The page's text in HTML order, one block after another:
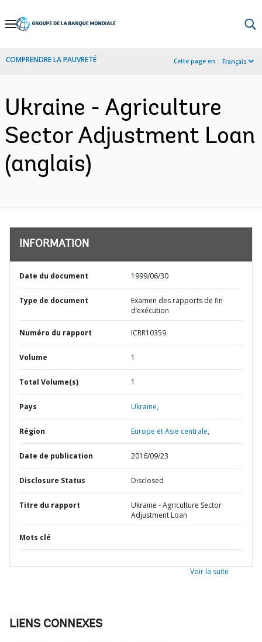
Skip
Navigation
COMPRENDRE LA PAUVRETÉ Cette page en : Français
Ukraine - Agriculture
Sector Adjustment Loan
(anglais)
INFORMATION
Date du document 1999/06/30
Type de document
Examen des rapports de fin
d’exécution
Numéro du rapport ICRR10359
Volume 1
Total Volume(s) 1
Pays Ukraine,
Région Europe et Asie centrale,
Date de publication 2016/09/23
Disclosure Status Disclosed
Titre du rapport
Ukraine - Agriculture Sector
Adjustment Loan
Mots clé
Voir la suite
LIENS CONNEXES